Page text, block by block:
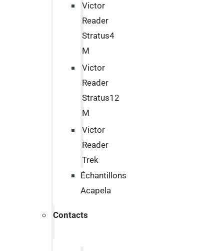
Victor
Reader
Stratus4
M
Victor
Reader
Stratus12
M
Victor
Reader
Trek
Échantillons
Acapela
Contacts